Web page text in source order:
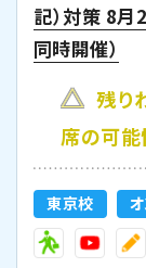
記）対策 8
同時開催）
残り
席の可能
東京校